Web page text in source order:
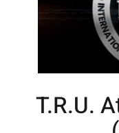
T.R.U.